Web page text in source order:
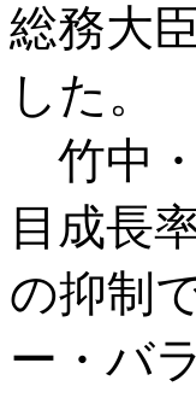
総務大
した。
竹中
目成長
の抑制
ー・バ